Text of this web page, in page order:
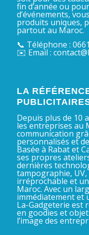
fin d’année ou
d’événements,
produits uniques,
partout au Maroc.
📞 Téléphone :
✉️ Email :
LA
Depuis plus de 10
les entreprises au
communication
personnalisés et
Basée à Rabat et
ses propres
dernières
tampographie,
irréprochable et
Maroc. Avec un
immédiatement et
La-Gadgeterie est
en goodies et
l’image des